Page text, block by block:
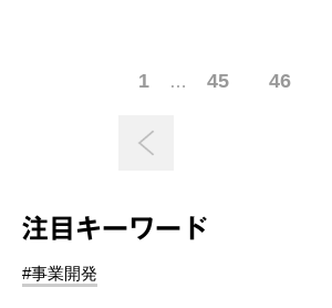
1 … 45 46
注目キーワード
#事業開発